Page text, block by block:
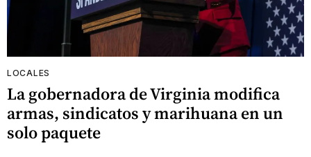
LOCALES
La gobernadora de Virginia modifica
armas, sindicatos y marihuana en un
solo paquete